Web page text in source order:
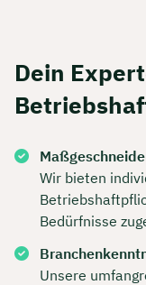
Dein
Wir bieten
Bedürfnisse
Unsere
Kostenfrei &
Meeting